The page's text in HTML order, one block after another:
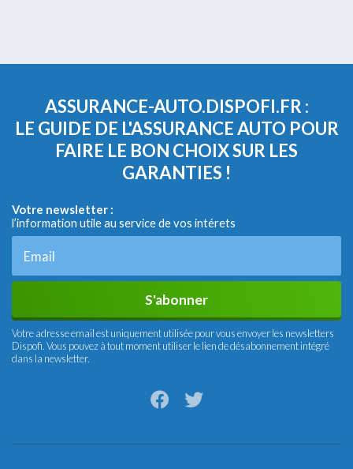
ASSURANCE-AUTO.DISPOFI.FR :
LE GUIDE DE L'ASSURANCE AUTO POUR
FAIRE LE BON CHOIX SUR LES
GARANTIES !
Votre newsletter :
l’information utile au service de vos intérets
S'abonner
Votre adresse email est uniquement utilisée pour vous envoyer les newsletters
Dispofi. Vous pouvez à tout moment utiliser le lien de désabonnement intégré
dans la newsletter.